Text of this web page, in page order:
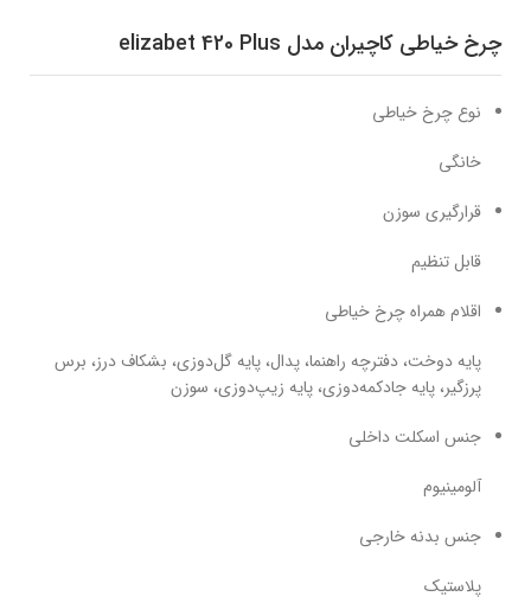
چرخ خیاطی کاچیران مدل elizabet 420 Plus
نوع چرخ خیاطی
خانگی
قرارگیری سوزن
قابل تنظیم
اقلام همراه چرخ خیاطی
پایه دوخت، دفترچه راهنما، پدال، پایه گل‌دوزی، بشکاف درز، برس
پرزگیر، پایه جادکمه‌دوزی، پایه زیپ‌دوزی، سوزن
جنس اسکلت داخلی
آلومینیوم
جنس بدنه خارجی
پلاستیک